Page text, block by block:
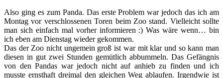
Also ging es zum Panda. Das erste Problem war jedoch das ich am
Montag vor verschlossenen Toren beim Zoo stand. Vielleicht sollte
man sich einfach mal vorher informieren :) Was wäre wenn… bin
ich eben am Dienstag wieder gekommen.
Das der Zoo nicht ungemein groß ist war mit klar und so kann man
diesen in gut zwei Stunden gemütlich abbummeln. Das Gefängnis
von den Pandas war jedoch nicht auf anhieb zu finden und ich
musste ernsthaft dreimal den gleichen Weg ablaufen. Irgendwie ist